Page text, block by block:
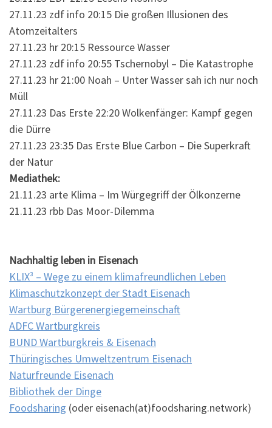
27.11.23 zdf info 20:15 Die großen Illusionen des
Atomzeitalters
27.11.23 hr 20:15 Ressource Wasser
27.11.23 zdf info 20:55 Tschernobyl – Die Katastrophe
27.11.23 hr 21:00 Noah – Unter Wasser sah ich nur noch
Müll
27.11.23 Das Erste 22:20 Wolkenfänger: Kampf gegen
die Dürre
27.11.23 23:35 Das Erste Blue Carbon – Die Superkraft
der Natur
Mediathek:
21.11.23 arte Klima – Im Würgegriff der Ölkonzerne
21.11.23 rbb Das Moor-Dilemma
Nachhaltig leben in Eisenach
KLIX³ – Wege zu einem klimafreundlichen Leben
Klimaschutzkonzept der Stadt Eisenach
Wartburg Bürgerenergiegemeinschaft
ADFC Wartburgkreis
BUND Wartburgkreis & Eisenach
Thüringisches Umweltzentrum Eisenach
Naturfreunde Eisenach
Bibliothek der Dinge
Foodsharing (oder eisenach(at)foodsharing.network)